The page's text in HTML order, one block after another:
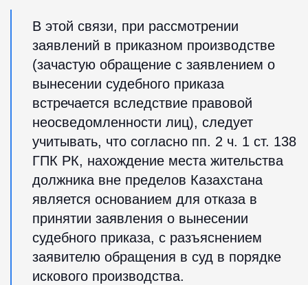
В этой связи, при рассмотрении
заявлений в приказном производстве
(зачастую обращение с заявлением о
вынесении судебного приказа
встречается вследствие правовой
неосведомленности лиц), следует
учитывать, что согласно пп. 2 ч. 1 ст. 138
ГПК РК, нахождение места жительства
должника вне пределов Казахстана
является основанием для отказа в
принятии заявления о вынесении
судебного приказа, с разъяснением
заявителю обращения в суд в порядке
искового производства.